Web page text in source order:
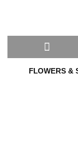
FLOWERS &